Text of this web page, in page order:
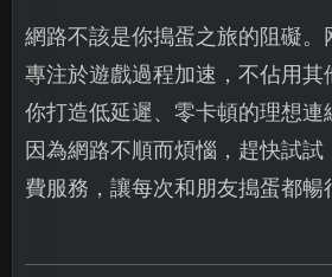
網路不該是你搗蛋之旅的阻礙。
專注於遊戲過程加速，不佔用其
你打造低延遲、零卡頓的理想連
因為網路不順而煩惱，趕快試試
費服務，讓每次和朋友搗蛋都暢